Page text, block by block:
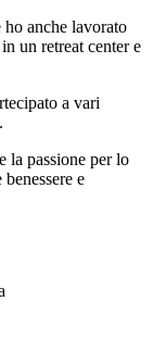
anche lavorato
un retreat center e
a vari
la passione per lo
e